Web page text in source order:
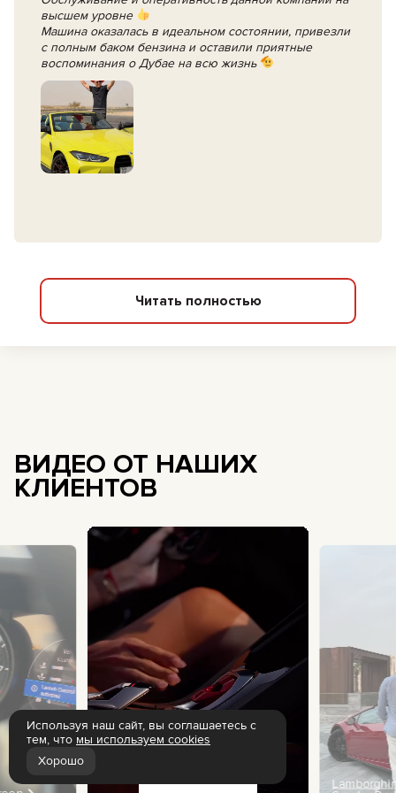
высшем уровне
Машина оказалась в идеальном состоянии, привезли
с полным баком бензина и оставили приятные
воспоминания о Дубае на всю жизнь
Читать полностью
ВИДЕО ОТ НАШИХ
КЛИЕНТОВ
Используя наш сайт, вы соглашаетесь с
тем, что мы используем cookies
Хорошо